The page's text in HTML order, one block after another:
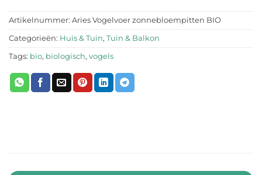
Artikelnummer: Aries Vogelvoer zonnebloempitten BIO
Categorieën: Huis & Tuin, Tuin & Balkon
Tags: bio, biologisch, vogels